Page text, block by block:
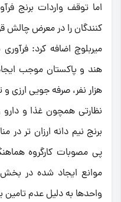
اما توقف واردات برنج
کنندگان را در معرض چالش
میربلوچ اضافه کرد: فرآوری
هند و پاکستان موجب
هزار نفر، صرفه جویی ارزی و
نظارتی همچون غذا و دارو
برنج نیم دانه ارزان تر
پی مصوبات کارگروه
موانع ایجاد شده در
واحدها به دلیل عدم تامین